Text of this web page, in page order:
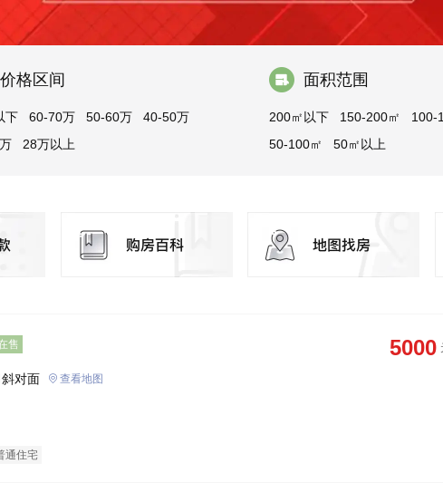
价格区间
下 60-70万 50-60万
40-50万
28万以上
面积范围
200㎡以下 150-200㎡
100-
50-100㎡
50㎡以上
售 5000
对面 查看地图
通住宅